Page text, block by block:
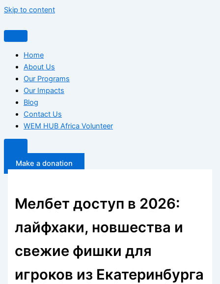
Skip to content
Home
About Us
Our Programs
Our Impacts
Blog
Contact Us
WEM HUB Africa Volunteer
Make a donation
Мелбет доступ в 2026:
лайфхаки, новшества и
свежие фишки для
игроков из Екатеринбурга